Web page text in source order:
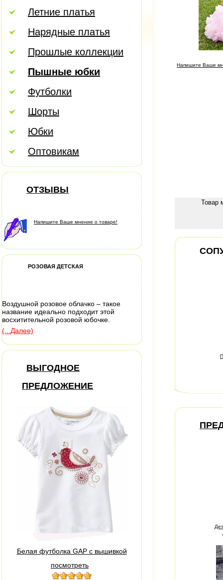
Летние платья
Нарядные платья
Прошлые коллекции
Пышные юбки
Футболки
Шорты
Юбки
Оптовикам
ОТЗЫВЫ
Напишите Ваше мнение о товаре!
РОЗОВАЯ ДЕТСКАЯ
Воздушной розовое облачко – такое
название идеально подходит этой
восхитительной розовой юбочке.
(...Далее)
ВЫГОДНОЕ
ПРЕДЛОЖЕНИЕ
Белая футболка GAP с вышивкой
посмотреть
Напишите Ваше
Товар